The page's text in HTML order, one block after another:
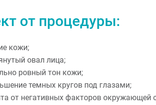
от процедуры:
кожи;
овал лица;
ровный тон кожи;
темных кругов под глазами;
от негативных факторов окружающей